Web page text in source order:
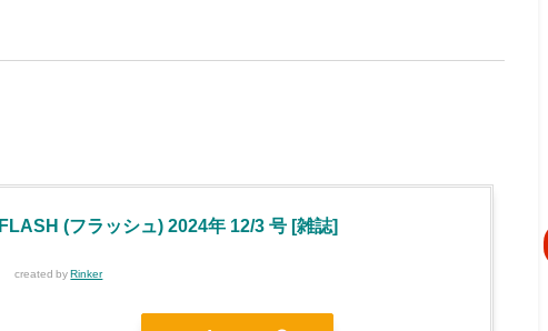
FLASH (フラッシュ) 2024年 12/3 号 [雑誌]
created by Rinker